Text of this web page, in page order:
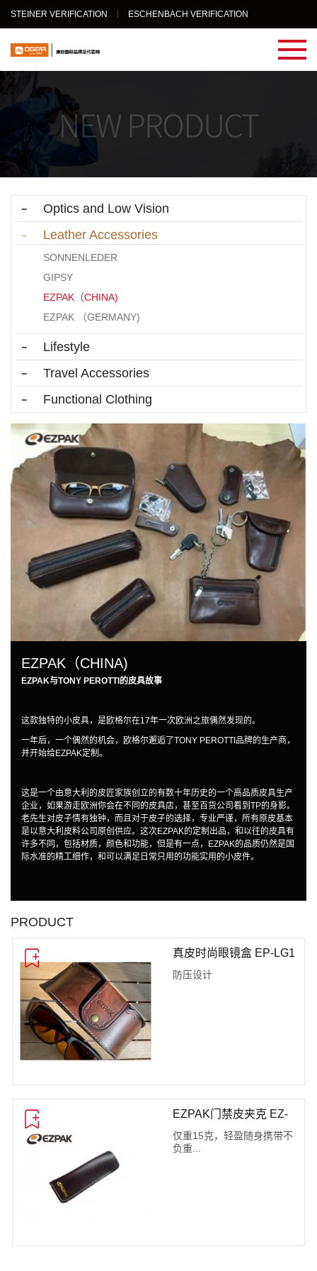
STEINER VERIFICATION ESCHENBACH VERIFICATION
Optics and Low Vision
Leather Accessories
SONNENLEDER
GIPSY
EZPAK（CHINA)
EZPAK （GERMANY)
Lifestyle
Travel Accessories
Functional Clothing
EZPAK（CHINA)
EZPAK与TONY PEROTTI的皮具故事
这款独特的小皮具，是欧格尔在17年一次欧洲之旅偶然发现的。
一年后，一个偶然的机会，欧格尔邂逅了TONY PEROTTI品牌的生产商，
并开始给EZPAK定制。
这是一个由意大利的皮匠家族创立的有数十年历史的一个高品质皮具生产
企业，如果游走欧洲你会在不同的皮具店，甚至百货公司看到TP的身影。
老先生对皮子情有独钟，而且对于皮子的选择，专业严谨，所有原皮基本
是以意大利皮料公司原创供应。这次EZPAK的定制出品，和以往的皮具有
许多不同，包括材质，颜色和功能，但是有一点，EZPAK的品质仍然是国
际水准的精工细作，和可以满足日常只用的功能实用的小皮件。
PRODUCT
真皮时尚眼镜盒 EP-LG1
防压设计
EZPAK门禁皮夹克 EZ-
2005
仅重15克，轻盈随身携带不
负重...